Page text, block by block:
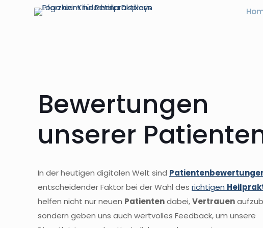
Bewertungen
unserer
In der heutigen digitalen Welt sind
entscheidender Faktor bei der Wahl des richtigen
helfen nicht nur neuen Patientendabei,Vertrauen
sondern geben uns auch wertvolles Feedback, um unsere